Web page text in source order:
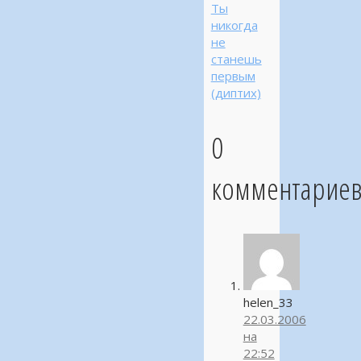
Ты
никогда
не
станешь
первым
(диптих)
0
helen_33
22.03.2006
на
22:52